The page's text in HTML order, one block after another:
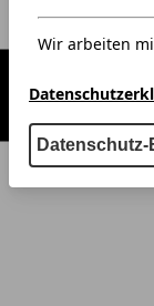
Wir arbeiten